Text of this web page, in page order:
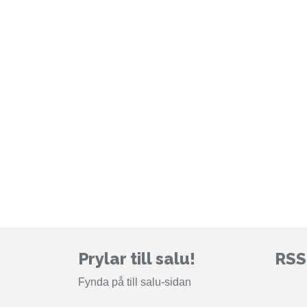
Prylar till salu!
Fynda på till salu-sidan